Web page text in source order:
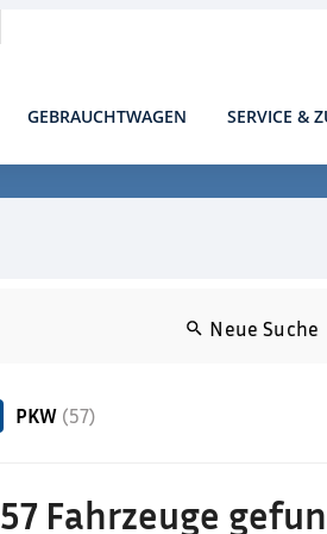
GEBRAUCHTWAGEN SERVICE &
Neue Suche
PKW (57)
57 Fahrzeuge